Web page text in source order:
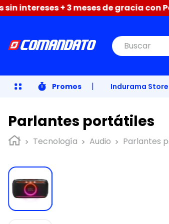
meses de gracia con Pacificard y
Buscar
Promos | Indurama Store
Parlantes portátiles
Tecnología Audio Parlantes